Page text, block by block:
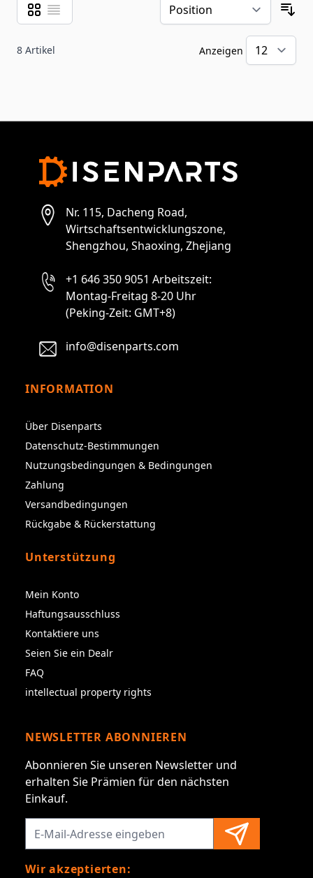
Ansicht als
Raster
Liste
8 Artikel Anzeigen
Nr. 115, Dacheng Road,
Wirtschaftsentwicklungszone,
Shengzhou, Shaoxing, Zhejiang
+1 646 350 9051 Arbeitszeit:
Montag-Freitag 8-20 Uhr
(Peking-Zeit: GMT+8)
info@disenparts.com
INFORMATION
Über Disenparts
Datenschutz-Bestimmungen
Nutzungsbedingungen & Bedingungen
Zahlung
Versandbedingungen
Rückgabe & Rückerstattung
Unterstützung
Mein Konto
Haftungsausschluss
Kontaktiere uns
Seien Sie ein Dealr
FAQ
intellectual property rights
NEWSLETTER ABONNIEREN
Abonnieren Sie unseren Newsletter und
erhalten Sie Prämien für den nächsten
Einkauf.
Wir akzeptierten: